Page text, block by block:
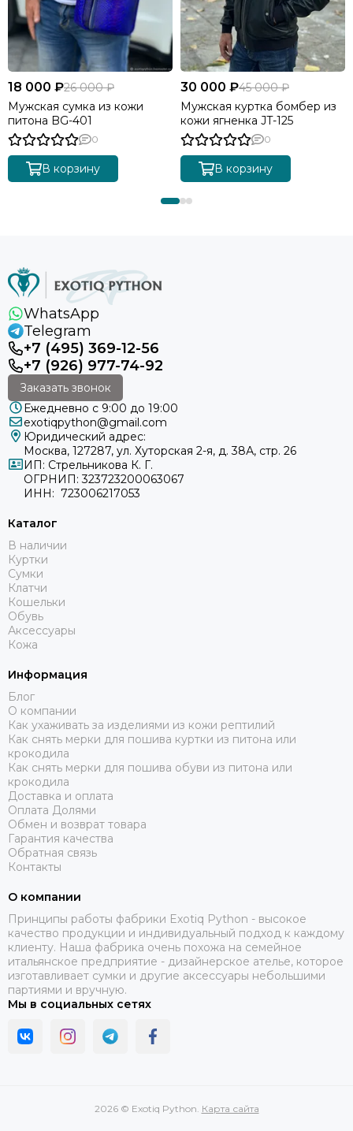
18 000 ₽26 000 ₽
Мужская сумка из кожи
питона BG-401
0
В корзину
30 000 ₽45 000 ₽
Мужская куртка бомбер из
кожи ягненка JT-125
0
В корзину
WhatsApp
Telegram
+7 (495) 369-12-56
+7 (926) 977-74-92
Заказать звонок
Ежедневно с 9:00 до 19:00
exotiqpython@gmail.com
Юридический адрес:
Москва, 127287, ул. Хуторская 2-я, д. 38А, стр. 26
ИП: Стрельникова К. Г.
ОГРНИП: 323723200063067
ИНН: 723006217053
Каталог
В наличии
Куртки
Сумки
Клатчи
Кошельки
Обувь
Аксессуары
Кожа
Информация
Блог
О компании
Как ухаживать за изделиями из кожи рептилий
Как снять мерки для пошива куртки из питона или
крокодила
Как снять мерки для пошива обуви из питона или
крокодила
Доставка и оплата
Оплата Долями
Обмен и возврат товара
Гарантия качества
Обратная связь
Контакты
О компании
Принципы работы фабрики Exotiq Python - высокое
качество продукции и индивидуальный подход к каждому
клиенту. Наша фабрика очень похожа на семейное
итальянское предприятие - дизайнерское ателье, которое
изготавливает сумки и другие аксессуары небольшими
партиями и вручную.
Мы в социальных сетях
2026 © Exotiq Python. Карта сайта